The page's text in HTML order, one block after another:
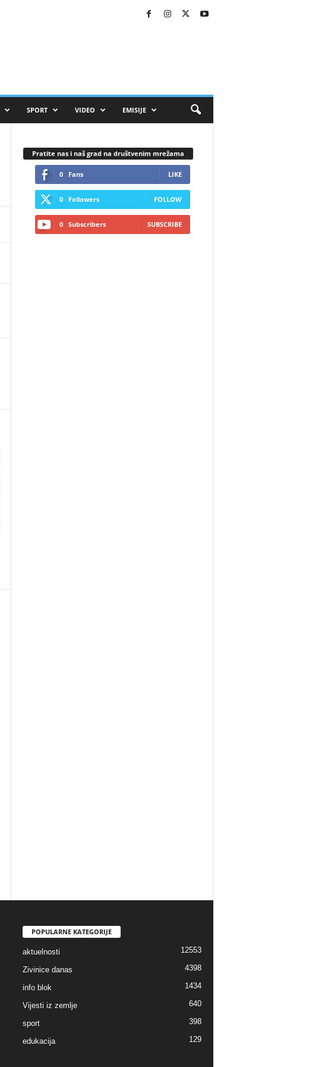
SPORT VIDEO EMISIJE
Pratite nas i naš grad na društvenim mrežama
0 Fans LIKE
0 Followers FOLLOW
0 Subscribers SUBSCRIBE
POPULARNE KATEGORIJE
aktuelnosti 12553
Zivinice danas 4398
info blok 1434
Vijesti iz zemlje 640
sport 398
edukacija 129